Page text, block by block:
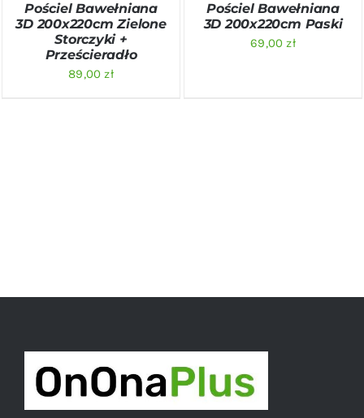
Pościel Bawełniana
3D 200x220cm Zielone
Storczyki +
Prześcieradło
89,00zł
Pościel Bawełniana
3D 200x220cm Paski
69,00zł